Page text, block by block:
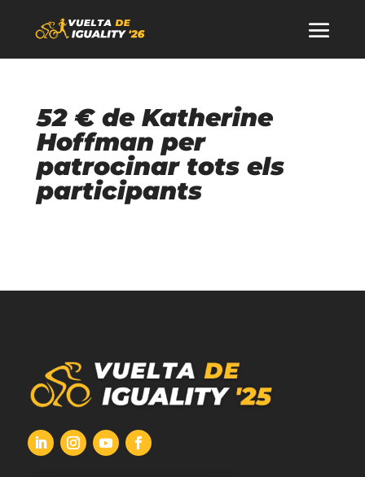
52 € de Katherine
Hoffman per
patrocinar tots els
participants